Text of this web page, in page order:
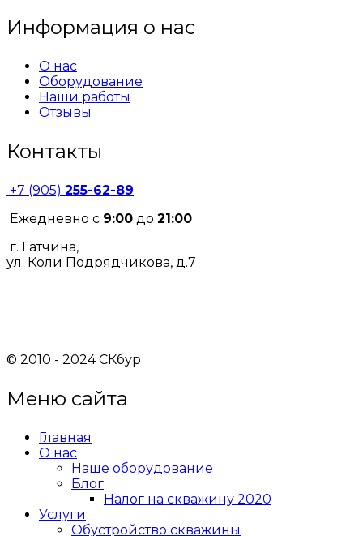
Информация о нас
О нас
Оборудование
Наши работы
Отзывы
Контакты
+7 (905) 255-62-89
Ежедневно с 9:00 до 21:00
г. Гатчина,
ул. Коли Подрядчикова, д.7
© 2010 - 2024 СКбур
Меню сайта
Главная
О нас
Наше оборудование
Блог
Налог на скважину 2020
Услуги
Обустройство скважины